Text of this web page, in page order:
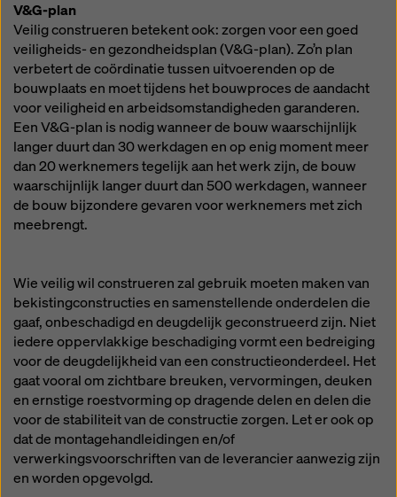
V&G-plan
Veilig construeren betekent ook: zorgen voor een goed
veiligheids- en gezondheidsplan (V&G-plan). Zo’n plan
verbetert de coördinatie tussen uitvoerenden op de
bouwplaats en moet tijdens het bouwproces de aandacht
voor veiligheid en arbeidsomstandigheden garanderen.
Een V&G-plan is nodig wanneer de bouw waarschijnlijk
langer duurt dan 30 werkdagen en op enig moment meer
dan 20 werknemers tegelijk aan het werk zijn, de bouw
waarschijnlijk langer duurt dan 500 werkdagen, wanneer
de bouw bijzondere gevaren voor werknemers met zich
meebrengt.
Wie veilig wil construeren zal gebruik moeten maken van
bekistingconstructies en samenstellende onderdelen die
gaaf, onbeschadigd en deugdelijk geconstrueerd zijn. Niet
iedere oppervlakkige beschadiging vormt een bedreiging
voor de deugdelijkheid van een constructieonderdeel. Het
gaat vooral om zichtbare breuken, vervormingen, deuken
en ernstige roestvorming op dragende delen en delen die
voor de stabiliteit van de constructie zorgen. Let er ook op
dat de montagehandleidingen en/of
verwerkingsvoorschriften van de leverancier aanwezig zijn
en worden opgevolgd.